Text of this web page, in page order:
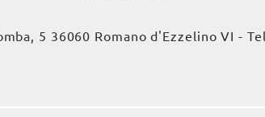
5 36060 Romano d'Ezzelino VI -